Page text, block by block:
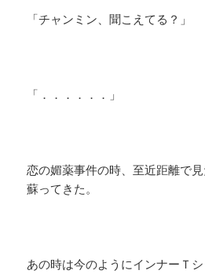
「チャンミン、聞こえてる？」
「．．．．．．」
恋の媚薬事件の時、至近距離で
蘇ってきた。
あの時は今のようにインナーＴ